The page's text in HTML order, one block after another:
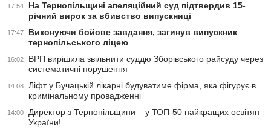
17:54
На Тернопільщині апеляційний суд підтвердив 15-
річний вирок за вбивство випускниці
17:47
Виконуючи бойове завдання, загинув випускник
тернопільського ліцею
16:02
ВРП вирішила звільнити суддю Зборівського райсуду через
систематичні порушення
14:08
Ліфт у Бучацькій лікарні будуватиме фірма, яка фігурує в
кримінальному провадженні
14:00
Директор з Тернопільщини – у ТОП-50 найкращих освітян
України!